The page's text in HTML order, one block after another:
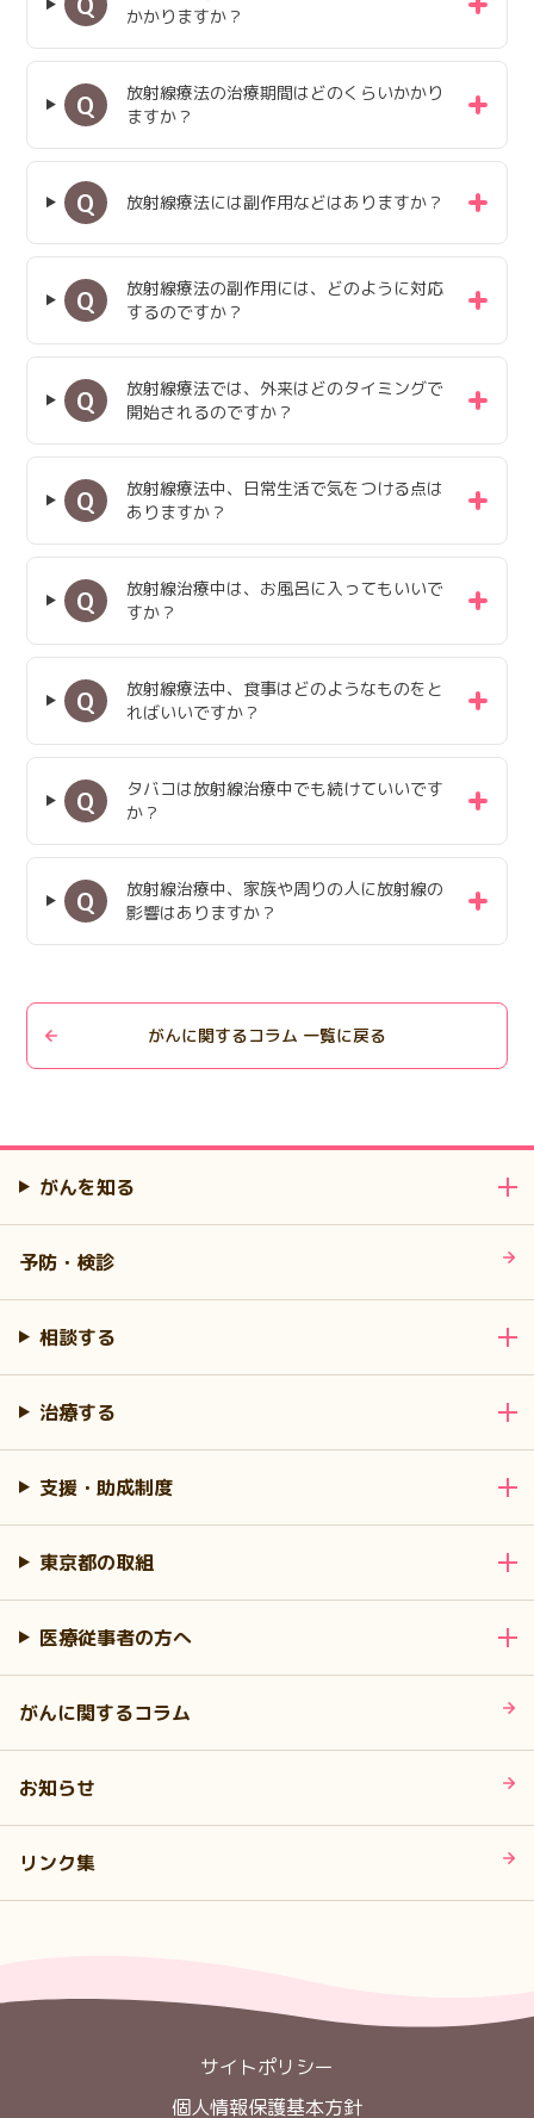
かかりますか？
Q
放射線療法の治療期間はどのくらいかかり
ますか？
Q 放射線療法には副作用などはありますか？
Q
放射線療法の副作用には、どのように対応
するのですか？
Q
放射線療法では、外来はどのタイミングで
開始されるのですか？
Q
放射線療法中、日常生活で気をつける点は
ありますか？
Q
放射線治療中は、お風呂に入ってもいいで
すか？
Q
放射線療法中、食事はどのようなものをと
ればいいですか？
Q
タバコは放射線治療中でも続けていいです
か？
Q
放射線治療中、家族や周りの人に放射線の
影響はありますか？
がんに関するコラム 一覧に戻る
がんを知る
予防・検診
相談する
治療する
支援・助成制度
東京都の取組
医療従事者の方へ
がんに関するコラム
お知らせ
リンク集
サイトポリシー
個人情報保護基本方針